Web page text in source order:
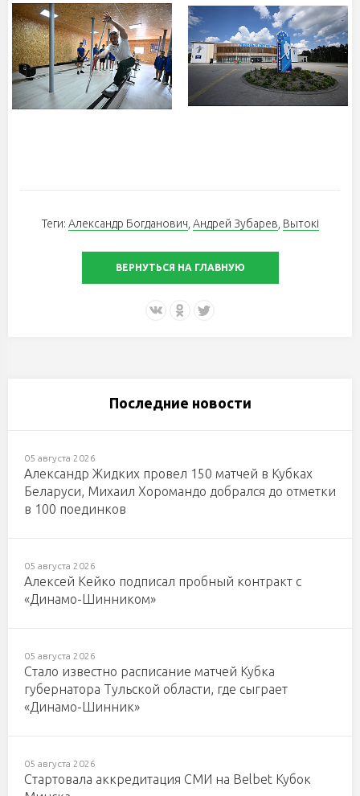
Теги: Александр Богданович Андрей Зубарев Вытокi
ВЕРНУТЬСЯ НА ГЛАВНУЮ
Последние новости
05 августа 2026
Александр Жидких провел 150 матчей в Кубках
Беларуси, Михаил Хоромандо добрался до отметки
в 100 поединков
05 августа 2026
Алексей Кейко подписал пробный контракт с
«Динамо-Шинником»
05 августа 2026
Стало известно расписание матчей Кубка
губернатора Тульской области, где сыграет
«Динамо-Шинник»
05 августа 2026
Стартовала аккредитация СМИ на Belbet Кубок